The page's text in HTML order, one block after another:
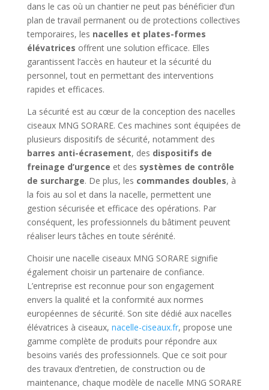
dans le cas où un chantier ne peut pas bénéficier d’un
plan de travail permanent ou de protections collectives
temporaires, les nacelles et plates-formes
élévatrices offrent une solution efficace. Elles
garantissent l’accès en hauteur et la sécurité du
personnel, tout en permettant des interventions
rapides et efficaces.
La sécurité est au cœur de la conception des nacelles
ciseaux MNG SORARE. Ces machines sont équipées de
plusieurs dispositifs de sécurité, notamment des
barres anti-écrasement, des dispositifs de
freinage d’urgence et des systèmes de contrôle
de surcharge. De plus, les commandes doubles, à
la fois au sol et dans la nacelle, permettent une
gestion sécurisée et efficace des opérations. Par
conséquent, les professionnels du bâtiment peuvent
réaliser leurs tâches en toute sérénité.
Choisir une nacelle ciseaux MNG SORARE signifie
également choisir un partenaire de confiance.
L’entreprise est reconnue pour son engagement
envers la qualité et la conformité aux normes
européennes de sécurité. Son site dédié aux nacelles
élévatrices à ciseaux, nacelle-ciseaux.fr, propose une
gamme complète de produits pour répondre aux
besoins variés des professionnels. Que ce soit pour
des travaux d’entretien, de construction ou de
maintenance, chaque modèle de nacelle MNG SORARE